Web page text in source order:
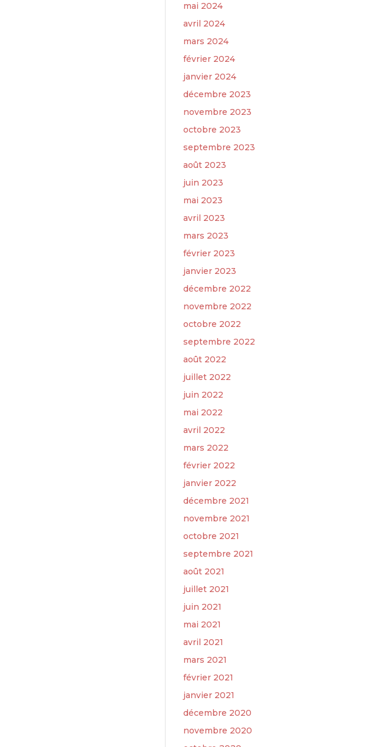
mai 2024
avril 2024
mars 2024
février 2024
janvier 2024
décembre 2023
novembre 2023
octobre 2023
septembre 2023
août 2023
juin 2023
mai 2023
avril 2023
mars 2023
février 2023
janvier 2023
décembre 2022
novembre 2022
octobre 2022
septembre 2022
août 2022
juillet 2022
juin 2022
mai 2022
avril 2022
mars 2022
février 2022
janvier 2022
décembre 2021
novembre 2021
octobre 2021
septembre 2021
août 2021
juillet 2021
juin 2021
mai 2021
avril 2021
mars 2021
février 2021
janvier 2021
décembre 2020
novembre 2020